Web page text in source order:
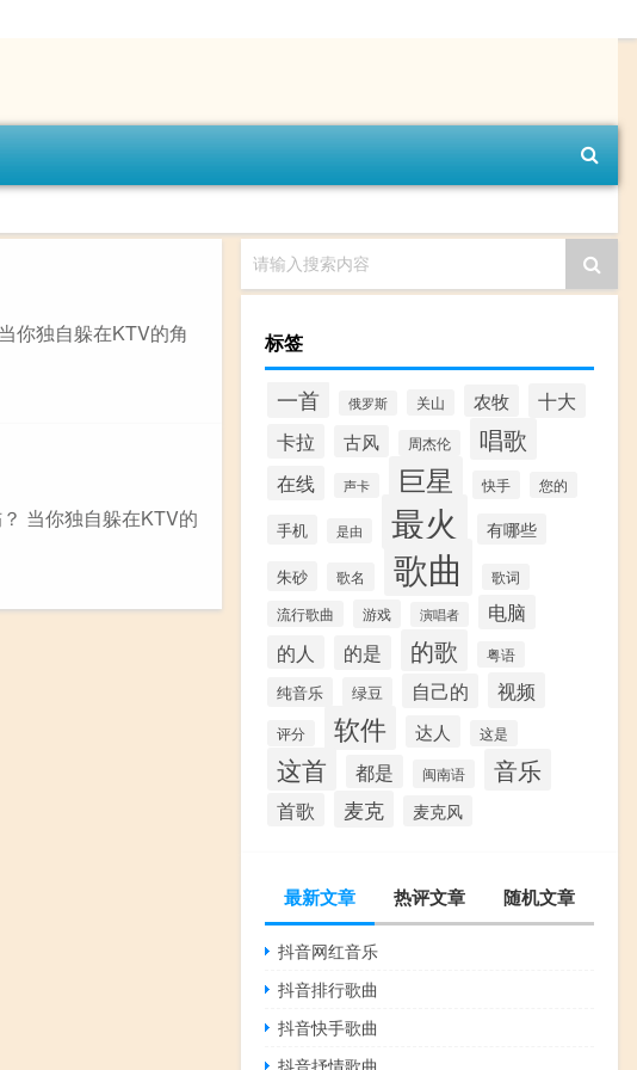
你独自躲在KTV的角
当你独自躲在KTV的
请输入搜索内容
标签
一首 俄罗斯 关山 农牧
十大
卡拉
古风 周杰伦 唱歌
在线 声卡 巨星 快手 您的
手机 是由 最火 有哪些
朱砂 歌名 歌曲
歌词
流行歌曲
游戏 演唱者 电脑
的人 的是 的歌 粤语
纯音乐 绿豆 自己的 视频
评分 软件 达人 这是
这首 都是 闽南语 音乐
首歌 麦克 麦克风
最新文章 热评文章 随机文章
抖音网红音乐
抖音排行歌曲
抖音快手歌曲
抖音抒情歌曲